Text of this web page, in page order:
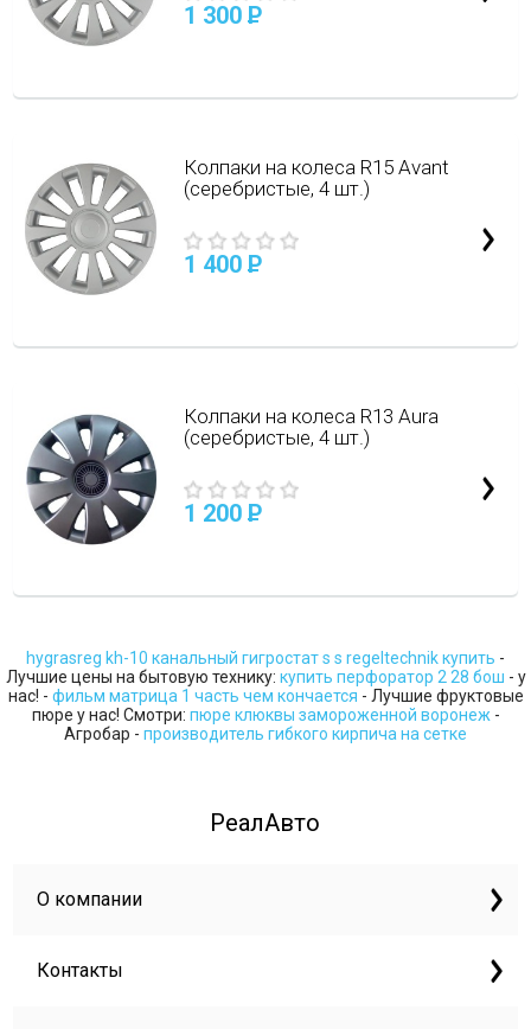
1 300 P
Колпаки на колеса R15 Avant
(серебристые, 4 шт.)
1 400 P
Колпаки на колеса R13 Aura
(серебристые, 4 шт.)
1 200 P
hygrasreg kh-10 канальный гигростат s s regeltechnik купить -
Лучшие цены на бытовую технику: купить перфоратор 2 28 бош - у
нас! - фильм матрица 1 часть чем кончается - Лучшие фруктовые
пюре у нас! Смотри: пюре клюквы замороженной воронеж -
Агробар - производитель гибкого кирпича на сетке
РеалАвто
О компании
Контакты